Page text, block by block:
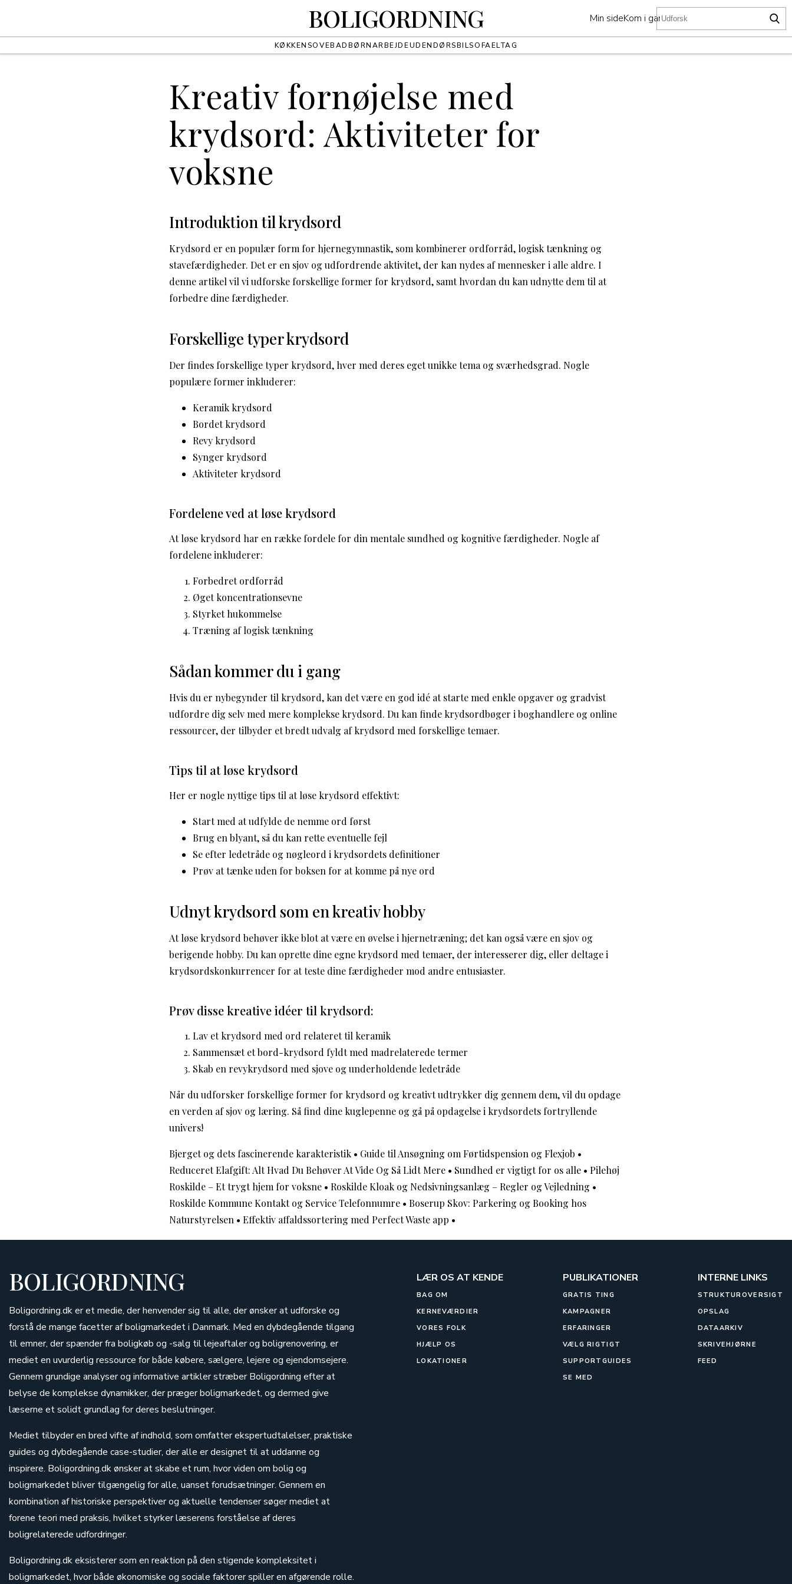
BOLIGORDNING Min sideKom i gang
KØKKENSOVEBADBØRNARBEJDEUDENDØRSBILSOFAELTAG
Kreativ fornøjelse med
krydsord: Aktiviteter for
voksne
Introduktion til krydsord
Krydsord er en populær form for hjernegymnastik, som kombinerer ordforråd, logisk tænkning og
stavefærdigheder. Det er en sjov og udfordrende aktivitet, der kan nydes af mennesker i alle aldre. I
denne artikel vil vi udforske forskellige former for krydsord, samt hvordan du kan udnytte dem til at
forbedre dine færdigheder.
Forskellige typer krydsord
Der findes forskellige typer krydsord, hver med deres eget unikke tema og sværhedsgrad. Nogle
populære former inkluderer:
Keramik krydsord
Bordet krydsord
Revy krydsord
Synger krydsord
Aktiviteter krydsord
Fordelene ved at løse krydsord
At løse krydsord har en række fordele for din mentale sundhed og kognitive færdigheder. Nogle af
fordelene inkluderer:
Forbedret ordforråd
Øget koncentrationsevne
Styrket hukommelse
Træning af logisk tænkning
Sådan kommer du i gang
Hvis du er nybegynder til krydsord, kan det være en god idé at starte med enkle opgaver og gradvist
udfordre dig selv med mere komplekse krydsord. Du kan finde krydsordbøger i boghandlere og online
ressourcer, der tilbyder et bredt udvalg af krydsord med forskellige temaer.
Tips til at løse krydsord
Her er nogle nyttige tips til at løse krydsord effektivt:
Start med at udfylde de nemme ord først
Brug en blyant, så du kan rette eventuelle fejl
Se efter ledetråde og nøgleord i krydsordets definitioner
Prøv at tænke uden for boksen for at komme på nye ord
Udnyt krydsord som en kreativ hobby
At løse krydsord behøver ikke blot at være en øvelse i hjernetræning; det kan også være en sjov og
berigende hobby. Du kan oprette dine egne krydsord med temaer, der interesserer dig, eller deltage i
krydsordskonkurrencer for at teste dine færdigheder mod andre entusiaster.
Prøv disse kreative idéer til krydsord:
Lav et krydsord med ord relateret til keramik
Sammensæt et bord-krydsord fyldt med madrelaterede termer
Skab en revykrydsord med sjove og underholdende ledetråde
Når du udforsker forskellige former for krydsord og kreativt udtrykker dig gennem dem, vil du opdage
en verden af sjov og læring. Så find dine kuglepenne og gå på opdagelse i krydsordets fortryllende
univers!
Bjerget og dets fascinerende karakteristik • Guide til Ansøgning om Førtidspension og Flexjob •
Reduceret Elafgift: Alt Hvad Du Behøver At Vide Og Så Lidt Mere • Sundhed er vigtigt for os alle • Pilehøj
Roskilde – Et trygt hjem for voksne • Roskilde Kloak og Nedsivningsanlæg – Regler og Vejledning •
Roskilde Kommune Kontakt og Service Telefonnumre • Boserup Skov: Parkering og Booking hos
Naturstyrelsen • Effektiv affaldssortering med Perfect Waste app •
BOLIGORDNING
Boligordning.dk er et medie, der henvender sig til alle, der ønsker at udforske og
forstå de mange facetter af boligmarkedet i Danmark. Med en dybdegående tilgang
til emner, der spænder fra boligkøb og -salg til lejeaftaler og boligrenovering, er
mediet en uvurderlig ressource for både købere, sælgere, lejere og ejendomsejere.
Gennem grundige analyser og informative artikler stræber Boligordning efter at
belyse de komplekse dynamikker, der præger boligmarkedet, og dermed give
læserne et solidt grundlag for deres beslutninger.
Mediet tilbyder en bred vifte af indhold, som omfatter ekspertudtalelser, praktiske
guides og dybdegående case-studier, der alle er designet til at uddanne og
inspirere. Boligordning.dk ønsker at skabe et rum, hvor viden om bolig og
boligmarkedet bliver tilgængelig for alle, uanset forudsætninger. Gennem en
kombination af historiske perspektiver og aktuelle tendenser søger mediet at
forene teori med praksis, hvilket styrker læserens forståelse af deres
boligrelaterede udfordringer.
Boligordning.dk eksisterer som en reaktion på den stigende kompleksitet i
boligmarkedet, hvor både økonomiske og sociale faktorer spiller en afgørende rolle.
LÆR OS AT KENDE
BAG OM
KERNEVÆRDIER
VORES FOLK
HJÆLP OS
LOKATIONER
PUBLIKATIONER
GRATIS TING
KAMPAGNER
ERFARINGER
VÆLG RIGTIGT
SUPPORTGUIDES
SE MED
INTERNE LINKS
STRUKTUROVERSIGT
OPSLAG
DATAARKIV
SKRIVEHJØRNE
FEED